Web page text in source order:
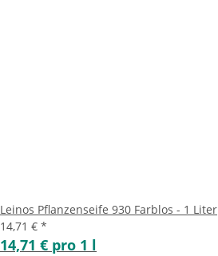
Leinos Pflanzenseife 930 Farblos - 1 Liter
14,71 € *
14,71 € pro 1 l